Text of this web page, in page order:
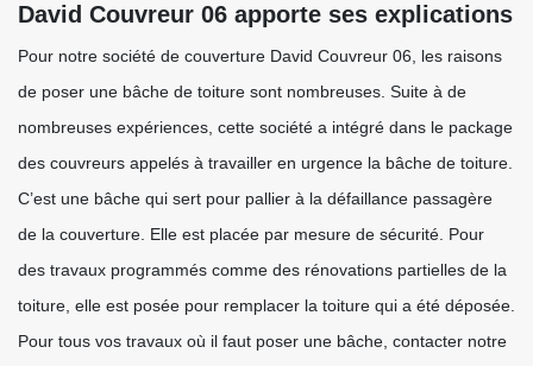
David Couvreur 06 apporte ses explications
Pour notre société de couverture David Couvreur 06, les raisons
de poser une bâche de toiture sont nombreuses. Suite à de
nombreuses expériences, cette société a intégré dans le package
des couvreurs appelés à travailler en urgence la bâche de toiture.
C’est une bâche qui sert pour pallier à la défaillance passagère
de la couverture. Elle est placée par mesure de sécurité. Pour
des travaux programmés comme des rénovations partielles de la
toiture, elle est posée pour remplacer la toiture qui a été déposée.
Pour tous vos travaux où il faut poser une bâche, contacter notre